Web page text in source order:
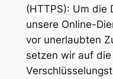
(HTTPS): Um die
unsere Online-
vor unerlaubten
setzen wir auf